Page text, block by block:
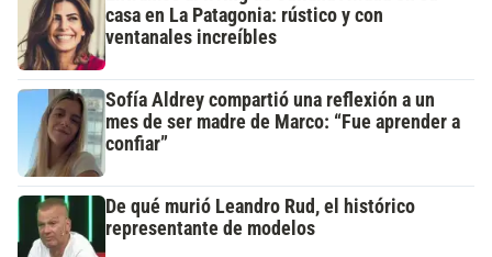
casa en La Patagonia: rústico y con
ventanales increíbles
Sofía Aldrey compartió una reflexión a un
mes de ser madre de Marco: “Fue aprender a
confiar”
De qué murió Leandro Rud, el histórico
representante de modelos